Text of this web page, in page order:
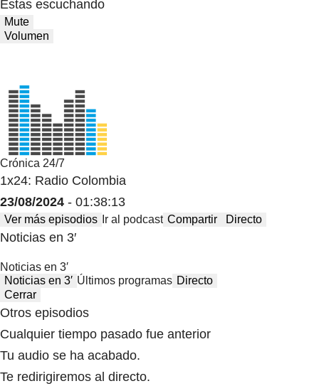
Estas escuchando
Mute
Volumen
Crónica 24/7
1x24: Radio Colombia
23/08/2024 - 01:38:13
Ver más episodios Ir al podcast Compartir Directo
Noticias en 3′
Noticias en 3′
Noticias en 3′ Últimos programas Directo
Cerrar
Otros episodios
Cualquier tiempo pasado fue anterior
Tu audio se ha acabado.
Te redirigiremos al directo.